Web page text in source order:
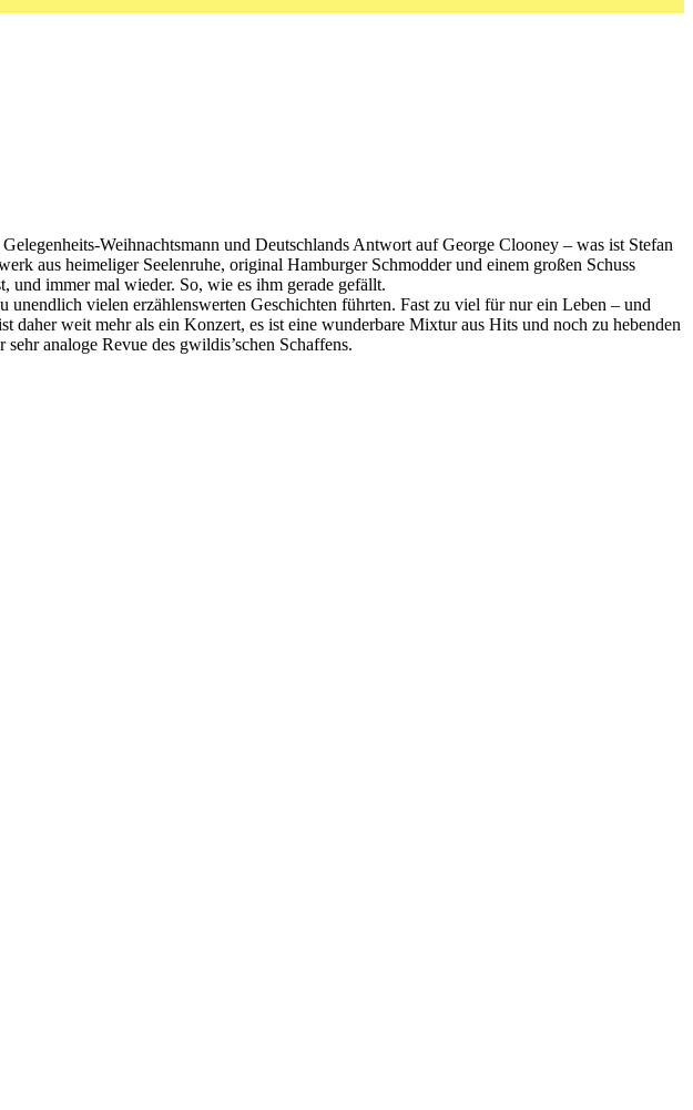
Weihnachtsmann und Deutschlands Antwort auf George Clooney – was ist Stefan
aus heimeliger Seelenruhe, original Hamburger Schmodder und einem großen Schuss
und immer mal wieder. So, wie es ihm gerade gefällt.
vielen erzählenswerten Geschichten führten. Fast zu viel für nur ein Leben – und
daher weit mehr als ein Konzert, es ist eine wunderbare Mixtur aus Hits und noch zu hebenden
analoge Revue des gwildis’schen Schaffens.